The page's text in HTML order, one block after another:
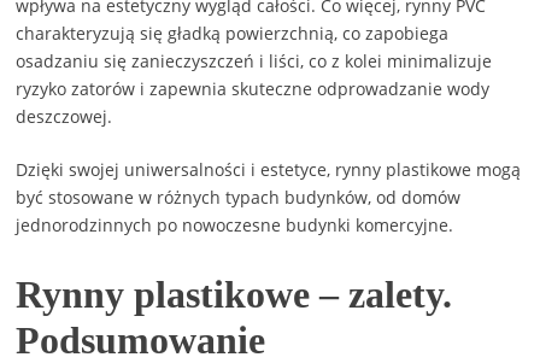
wpływa na estetyczny wygląd całości. Co więcej, rynny PVC
charakteryzują się gładką powierzchnią, co zapobiega
osadzaniu się zanieczyszczeń i liści, co z kolei minimalizuje
ryzyko zatorów i zapewnia skuteczne odprowadzanie wody
deszczowej.
Dzięki swojej uniwersalności i estetyce, rynny plastikowe mogą
być stosowane w różnych typach budynków, od domów
jednorodzinnych po nowoczesne budynki komercyjne.
Rynny plastikowe – zalety.
Podsumowanie